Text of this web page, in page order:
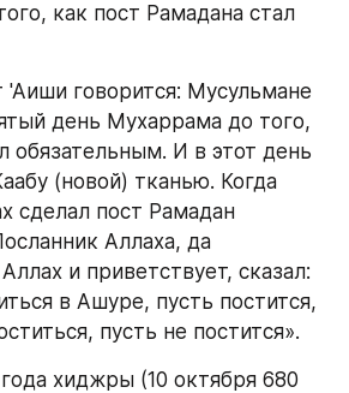
как пост Рамадана стал
'Аиши говорится: Мусульмане
день Мухаррама до того,
обязательным. И в этот день
(новой) тканью. Когда
сделал пост Рамадан
Аллаха, да
и приветствует, сказал:
в Ашуре, пусть постится,
пусть не постится».
хиджры (10 октября 680